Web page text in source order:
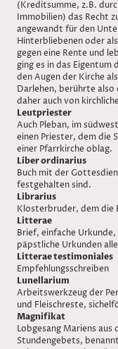
(Kreditsumme, z.B.
Immobilien) das Recht
angewandt für den
Hinterbliebenen oder
gegen eine Rente und
ging es in das Eigentum
den Augen der Kirche
Darlehen, berührte
daher auch von
Leutpriester
Auch Pleban, im
einen Priester, dem die
einer Pfarrkirche oblag.
Liber ordinarius
Buch mit der
festgehalten sind.
Librarius
Klosterbruder, dem die
Litterae
Brief, einfache
päpstliche Urkunden
Litterae testimoniales
Empfehlungsschreiben
Lunellarium
Arbeitswerkzeug der
und Fleischreste,
Magnifikat
Lobgesang Mariens aus
Stundengebets,